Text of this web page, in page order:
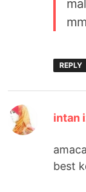
REPLY
intan
best